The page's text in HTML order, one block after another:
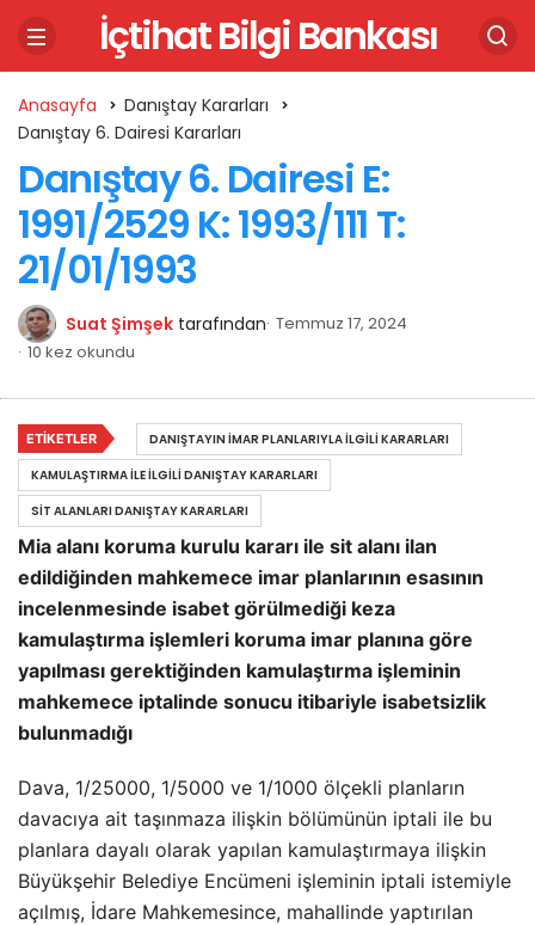
İçtihat Bilgi Bankası
Anasayfa
Danıştay Kararları
Danıştay 6. Dairesi Kararları
Danıştay 6. Dairesi E:
1991/2529 K: 1993/111 T:
21/01/1993
Suat Şimşek tarafından Temmuz 17, 2024
10 kez okundu
Mia alanı koruma kurulu kararı ile sit alanı ilan
edildiğinden mahkemece imar planlarının esasının
incelenmesinde isabet görülmediği keza
kamulaştırma işlemleri koruma imar planına göre
yapılması gerektiğinden kamulaştırma işleminin
mahkemece iptalinde sonucu itibariyle isabetsizlik
bulunmadığı
Dava, 1/25000, 1/5000 ve 1/1000 ölçekli planların
davacıya ait taşınmaza ilişkin bölümünün iptali ile bu
planlara dayalı olarak yapılan kamulaştırmaya ilişkin
Büyükşehir Belediye Encümeni işleminin iptali istemiyle
açılmış, İdare Mahkemesince, mahallinde yaptırılan
ETIKETLER
DANIŞTAYIN İMAR PLANLARIYLA İLGILI KARARLARI
KAMULAŞTIRMA İLE İLGILI DANIŞTAY KARARLARI
SIT ALANLARI DANIŞTAY KARARLARI